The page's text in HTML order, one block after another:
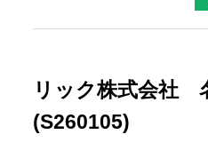
リック株式会社
(S260105)